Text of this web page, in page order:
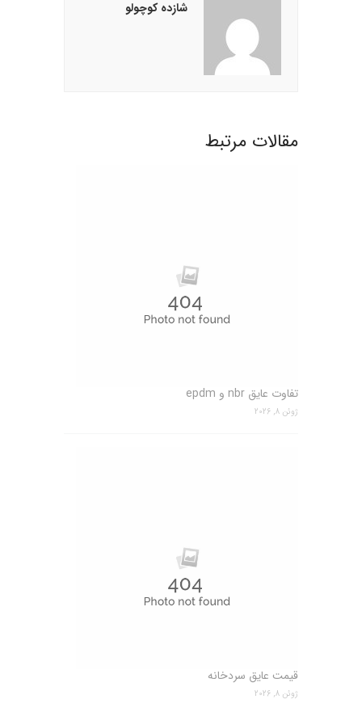
شازده کوچولو
مقالات مرتبط
تفاوت عایق nbr و epdm
ژوئن 8, 2026
قیمت عایق سردخانه
ژوئن 8, 2026